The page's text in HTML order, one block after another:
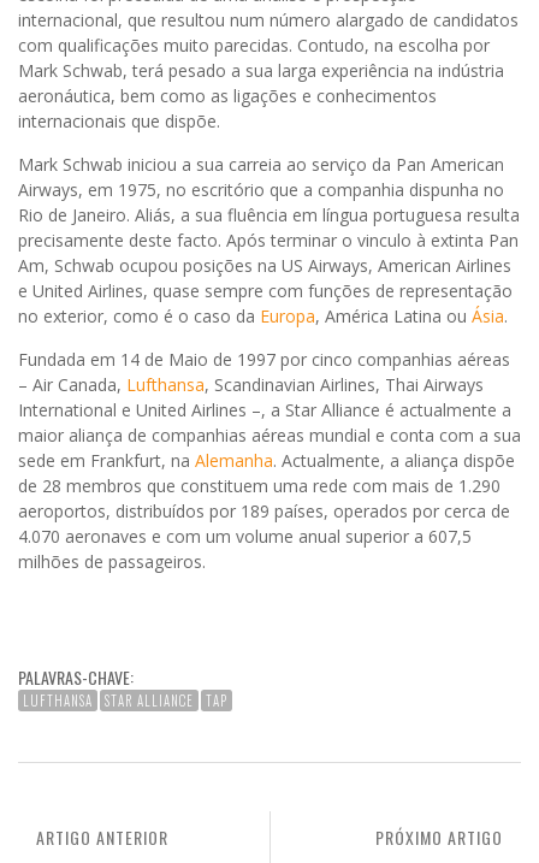
internacional, que resultou num número alargado de candidatos
com qualificações muito parecidas. Contudo, na escolha por
Mark Schwab, terá pesado a sua larga experiência na indústria
aeronáutica, bem como as ligações e conhecimentos
internacionais que dispõe.
Mark Schwab iniciou a sua carreia ao serviço da Pan American
Airways, em 1975, no escritório que a companhia dispunha no
Rio de Janeiro. Aliás, a sua fluência em língua portuguesa resulta
precisamente deste facto. Após terminar o vinculo à extinta Pan
Am, Schwab ocupou posições na US Airways, American Airlines
e United Airlines, quase sempre com funções de representação
no exterior, como é o caso da Europa, América Latina ou Ásia.
Fundada em 14 de Maio de 1997 por cinco companhias aéreas
– Air Canada, Lufthansa, Scandinavian Airlines, Thai Airways
International e United Airlines –, a Star Alliance é actualmente a
maior aliança de companhias aéreas mundial e conta com a sua
sede em Frankfurt, na Alemanha. Actualmente, a aliança dispõe
de 28 membros que constituem uma rede com mais de 1.290
aeroportos, distribuídos por 189 países, operados por cerca de
4.070 aeronaves e com um volume anual superior a 607,5
milhões de passageiros.
PALAVRAS-CHAVE:
LUFTHANSA STAR ALLIANCE TAP
PRÓXIMO ARTIGO
ARTIGO ANTERIOR